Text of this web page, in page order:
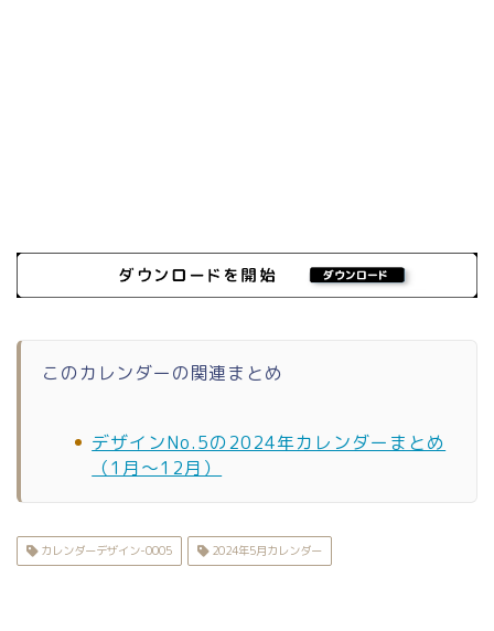
このカレンダーの関連まとめ
デザインNo.5の2024年カレンダーまとめ
（1月〜12月）
カレンダーデザイン-0005 2024年5月カレンダー